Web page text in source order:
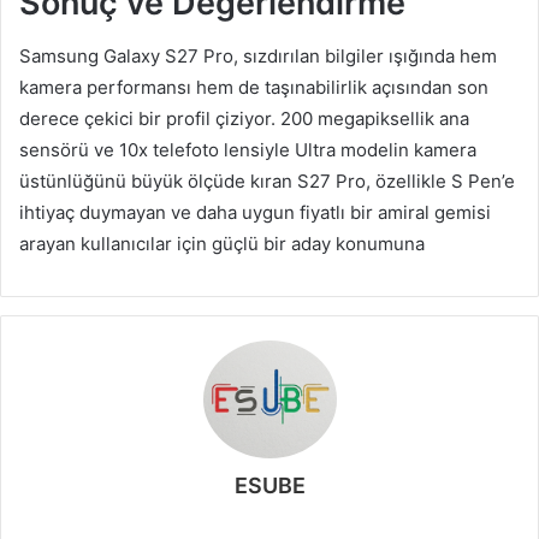
Samsung Galaxy S27 Pro, sızdırılan bilgiler ışığında hem
kamera performansı hem de taşınabilirlik açısından son
derece çekici bir profil çiziyor. 200 megapiksellik ana
sensörü ve 10x telefoto lensiyle Ultra modelin kamera
üstünlüğünü büyük ölçüde kıran S27 Pro, özellikle S Pen’e
ihtiyaç duymayan ve daha uygun fiyatlı bir amiral gemisi
arayan kullanıcılar için güçlü bir aday konumuna
ESUBE